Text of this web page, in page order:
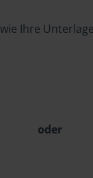
Ihre
oder